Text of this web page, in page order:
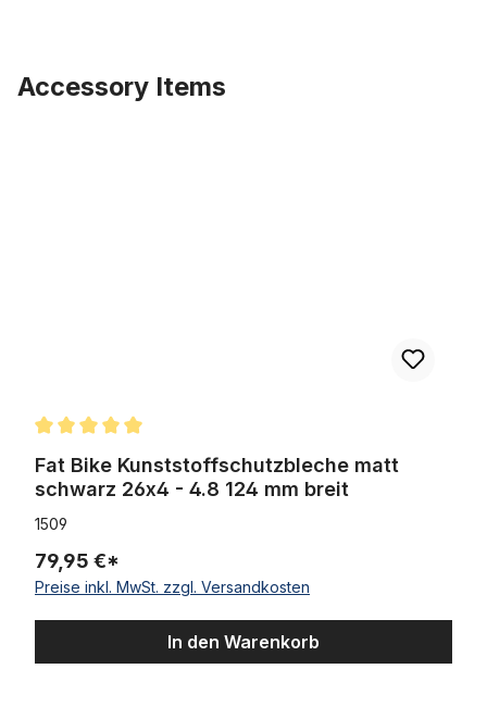
Accessory Items
Fat Bike Kunststoffschutzbleche matt
schwarz 26x4 - 4.8 124 mm breit
1509
79,95 €*
Preise inkl. MwSt. zzgl. Versandkosten
In den Warenkorb